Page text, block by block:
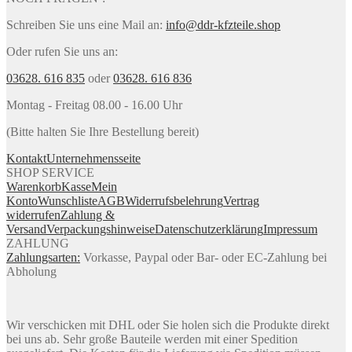
Schreiben Sie uns eine Mail an: info@ddr-kfzteile.shop
Oder rufen Sie uns an:
03628. 616 835 oder03628. 616 836
Montag - Freitag 08.00 - 16.00 Uhr
(Bitte halten Sie Ihre Bestellung bereit)
KontaktUnternehmensseite
SHOP SERVICE
WarenkorbKasseMein
KontoWunschlisteAGBWiderrufsbelehrungVertrag
widerrufenZahlung &
VersandVerpackungshinweiseDatenschutzerklärungImpressum
ZAHLUNG
Zahlungsarten: Vorkasse, Paypal oder Bar- oder EC-Zahlung bei
Abholung
Wir verschicken mit DHL oder Sie holen sich die Produkte direkt
bei uns ab. Sehr große Bauteile werden mit einer Spedition